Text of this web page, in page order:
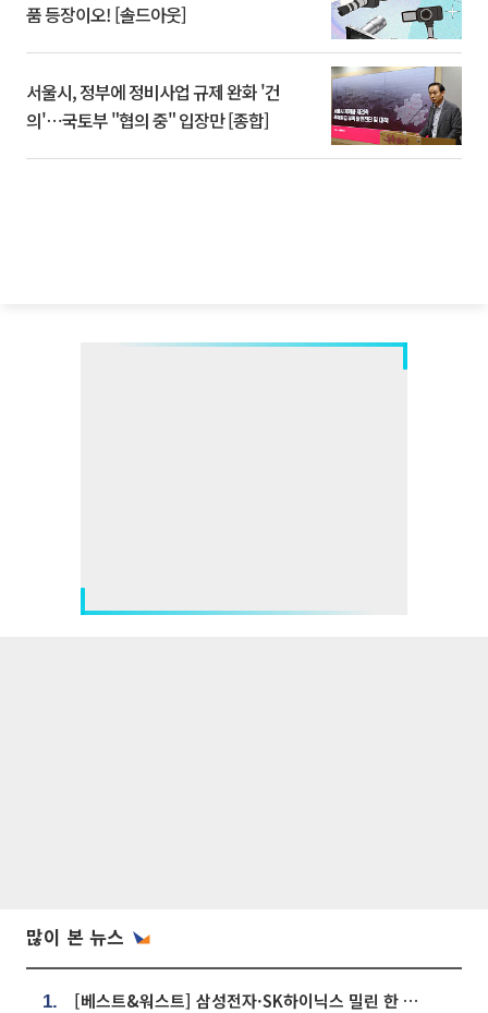
품 등장이오! [솔드아웃]
서울시, 정부에 정비사업 규제 완화 '건
의'⋯국토부 "협의 중" 입장만 [종합]
많이 본 뉴스
1. [베스트&워스트] 삼성전자·SK하이닉스 밀린 한 주…상상인증권은 85% 급등